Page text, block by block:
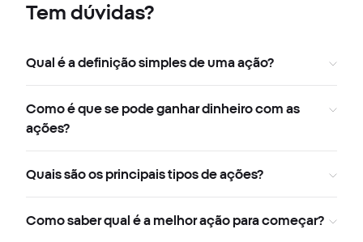
Tem dúvidas?
Qual é a definição simples de uma ação?
Como é que se pode ganhar dinheiro com as
ações?
Quais são os principais tipos de ações?
Como saber qual é a melhor ação para começar?